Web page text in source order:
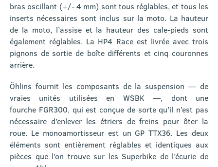
bras oscillant (+/- 4 mm) sont tous réglables, et tous les
inserts nécessaires sont inclus sur la moto. La hauteur
de la moto, l’assise et la hauteur des cale-pieds sont
également réglables. La HP4 Race est livrée avec trois
pignons de sortie de boîte différents et cinq couronnes
arrière.
Öhlins fournit les composants de la suspension — de
vraies unités utilisées en WSBK —, dont une
fourche FGR300, qui est conçue de sorte qu’il n’est pas
nécessaire d’enlever les étriers de freins pour ôter la
roue. Le monoamortisseur est un GP TTX36. Les deux
éléments sont entièrement réglables et identiques aux
pièces que l’on trouve sur les Superbike de l’écurie de